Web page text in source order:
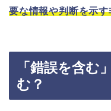
要な情報や判断を示
「錯誤を含む
む？